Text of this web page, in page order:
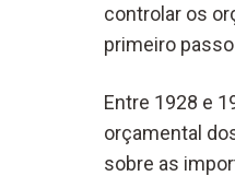
controlar os
primeiro
Entre 1928 e
orçamental
sobre as